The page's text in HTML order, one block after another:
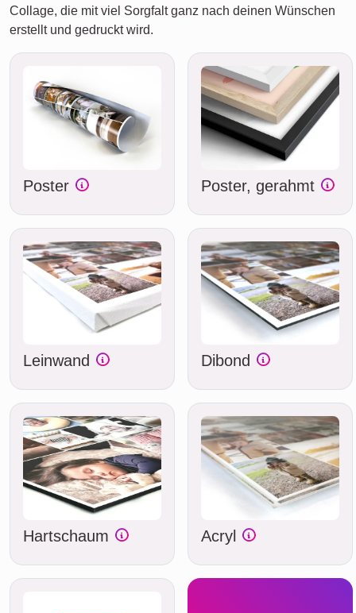
Collage, die mit viel Sorgfalt ganz nach deinen Wünschen
erstellt und gedruckt wird.
Poster Poster, gerahmt
Leinwand Dibond
Hartschaum Acryl